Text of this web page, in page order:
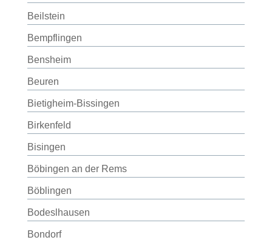
Beilstein
Bempflingen
Bensheim
Beuren
Bietigheim-Bissingen
Birkenfeld
Bisingen
Böbingen an der Rems
Böblingen
Bodeslhausen
Bondorf